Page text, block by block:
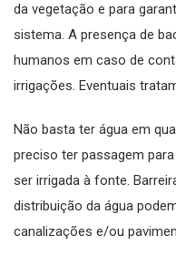
da vegetação e para
sistema. A presença de
humanos em caso de
irrigações. Eventuais
Não basta ter água em
preciso ter passagem
ser irrigada à fonte.
distribuição da água
canalizações e/ou